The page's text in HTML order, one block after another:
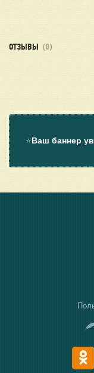
ОТЗЫВЫ (0)
⭐Ваш баннер